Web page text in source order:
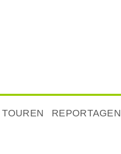
REPORTAGEN